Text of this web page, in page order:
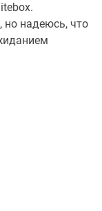
но надеюсь, что